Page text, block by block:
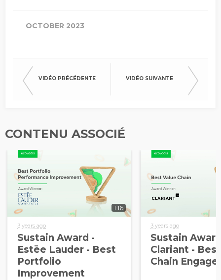
OCTOBER 2023
VIDÉO PRÉCÉDENTE VIDÉO SUIVANTE
CONTENU ASSOCIÉ
1:16
3 years ago
Sustain Award -
Estēe Lauder - Best
Portfolio
Improvement
3 years ago
Sustain
Clariant -
Chain